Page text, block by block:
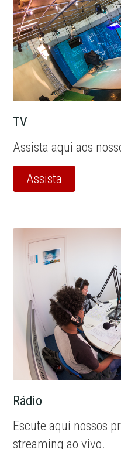
TV
Assista aqui aos
Assista
Rádio
Escute aqui nossos
streaming ao vivo.